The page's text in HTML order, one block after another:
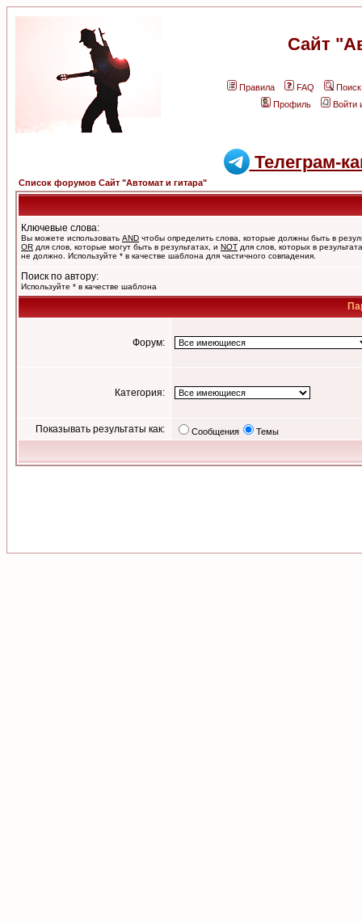
Сайт
Правила FAQ
Поиск
Профиль
Войти
Телеграм-
Список форумов Сайт "Автомат и гитара"
Ключевые слова:
Вы можете использовать AND чтобы определить слова, которые должны быть в
OR для слов, которые могут быть в результатах, и NOT для слов, которых в
не должно. Используйте * в качестве шаблона для частичного совпадения.
Поиск по автору:
Используйте * в качестве шаблона
Форум:
Категория:
Показывать результаты как: Сообщения Темы